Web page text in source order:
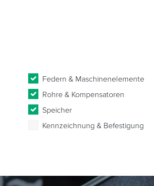
Federn & Maschinenelemente
Rohre & Kompensatoren
Speicher
Kennzeichnung & Befestigung